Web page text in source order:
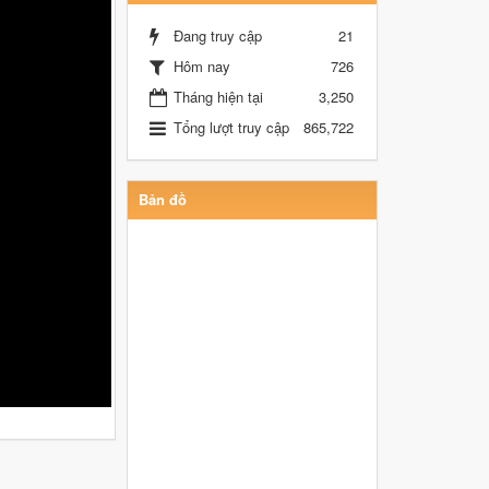
Đang truy cập
21
Hôm nay
726
Tháng hiện tại
3,250
Tổng lượt truy cập
865,722
Bản đồ